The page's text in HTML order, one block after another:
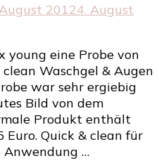
20124. August
young eine Probe von
Waschgel & Augen
war sehr ergiebig
Bild von dem
Produkt enthält
Euro. Quick & clean für
Anwendung …